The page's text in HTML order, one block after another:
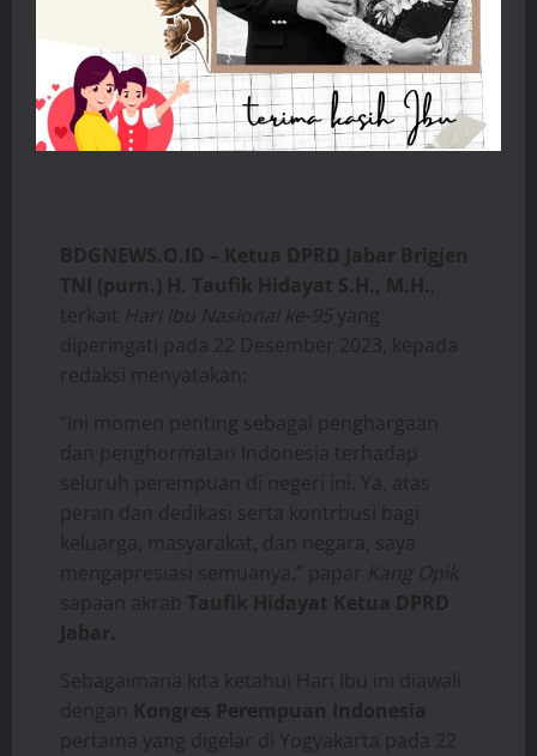
BDGNEWS.O.ID – Ketua DPRD Jabar Brigjen
TNI (purn.) H. Taufik Hidayat S.H., M.H.
terkait Hari Ibu Nasional ke-95 yang
diperingati pada 22 Desember 2023, kepada
redaksi menyatakan:
“Ini momen penting sebagai penghargaan
dan penghormatan Indonesia terhadap
seluruh perempuan di negeri ini. Ya, atas
peran dan dedikasi serta kontrbusi bagi
keluarga, masyarakat, dan negara, saya
mengapresiasi semuanya,” papar Kang Opik
sapaan akrab Taufik Hidayat Ketua DPRD
Jabar.
Sebagaimana kita ketahui Hari Ibu ini diawali
dengan Kongres Perempuan Indonesia
pertama yang digelar di Yogyakarta pada 22